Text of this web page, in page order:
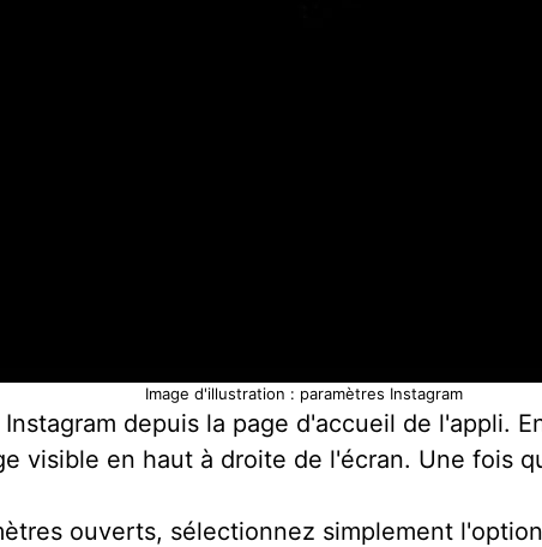
Image d'illustration : paramètres Instagram
depuis la page d'accueil de l'appli.
visible en haut à droite de l'écran. Une fois
ouverts, sélectionnez simplement